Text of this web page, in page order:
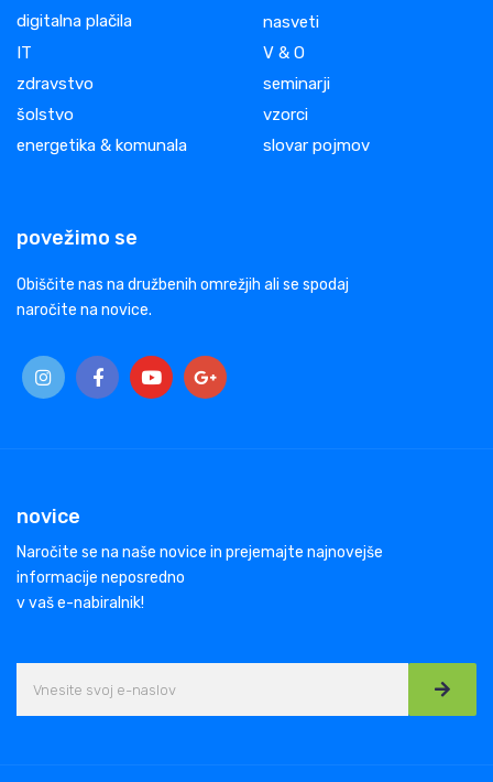
digitalna plačila
IT
zdravstvo
šolstvo
energetika & komunala
nasveti
V & O
seminarji
vzorci
slovar pojmov
povežimo se
Obiščite nas na družbenih omrežjih ali se spodaj
naročite na novice.
novice
Naročite se na naše novice in prejemajte najnovejše
informacije neposredno
v vaš e-nabiralnik!